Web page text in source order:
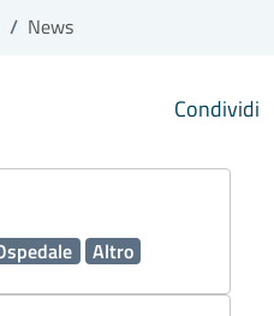
/ News
Condividi
Altro